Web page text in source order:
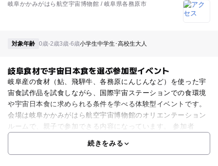
岐阜かかみがはら航空宇宙博物館 / 岐阜県各務原市
対象年齢 0歳-2歳3歳-6歳小学生中学生･高校生大人
岐阜食材で宇宙日本食を選ぶ参加型イベント
岐阜産の食材（鮎、飛騨牛、各務原にんじんなど）を使った宇
宙食試作品を試食しながら、国際宇宙ステーションでの食環境
や宇宙日本食に求められる条件を学べる体験型イベントです。
会場は岐阜かかみがはら航空宇宙博物館のオリエンテーション
ルームで、親子で参加できる内容になっています。 参加者
続きをみる